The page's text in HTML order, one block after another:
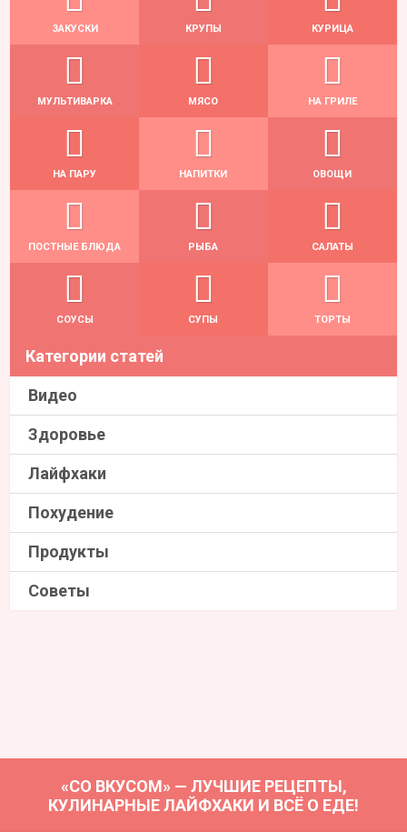
ЗАКУСКИ КРУПЫ КУРИЦА
МУЛЬТИВАРКА МЯСО НА ГРИЛЕ
НА ПАРУ НАПИТКИ ОВОЩИ
ПОСТНЫЕ БЛЮДА РЫБА САЛАТЫ
СОУСЫ СУПЫ ТОРТЫ
Категории статей
Видео
Здоровье
Лайфхаки
Похудение
Продукты
Советы
«СО ВКУСОМ» — ЛУЧШИЕ РЕЦЕПТЫ,
КУЛИНАРНЫЕ ЛАЙФХАКИ И ВСЁ О ЕДЕ!